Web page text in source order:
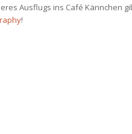
Ausflugs ins Café Kännchen
!